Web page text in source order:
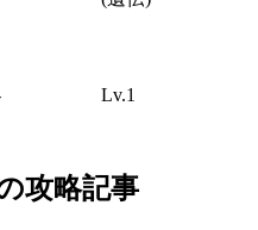
Lv.1
攻略記事